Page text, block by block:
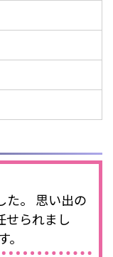
た。 思い出の
せられまし